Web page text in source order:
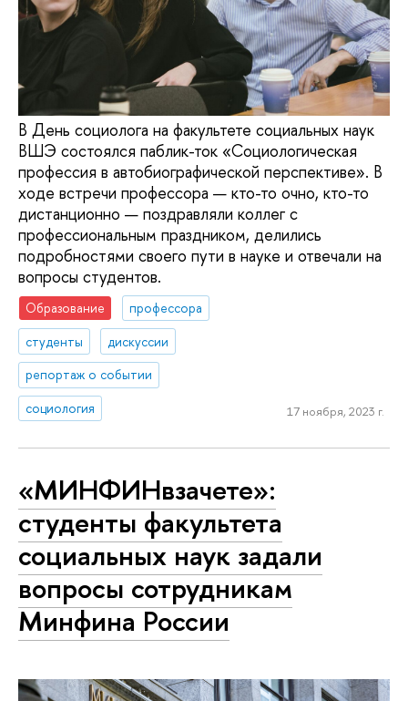
В День социолога на факультете социальных наук
ВШЭ состоялся паблик-ток «Социологическая
профессия в автобиографической перспективе». В
ходе встречи профессора — кто-то очно, кто-то
дистанционно — поздравляли коллег с
профессиональным праздником, делились
подробностями своего пути в науке и отвечали на
вопросы студентов.
Образование
профессора
студенты
дискуссии
репортаж о событии
социология
17 ноября, 2023 г.
«МИНФИНвзачете»:
студенты факультета
социальных наук задали
вопросы сотрудникам
Минфина России